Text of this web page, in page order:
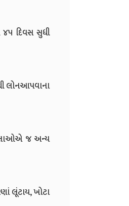
દિવસ સુધી
લોનઆપવાના
જ અન્ય
લૂંટાય, ખોટા